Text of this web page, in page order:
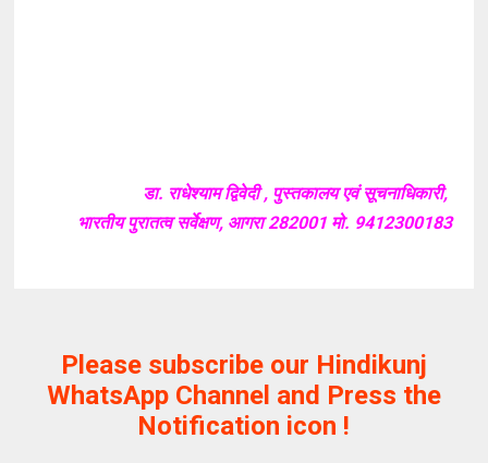
डा. राधेश्याम द्विवेदी , पुस्तकालय एवं सूचनाधिकारी,
भारतीय पुरातत्व सर्वेक्षण, आगरा 282001 मो. 9412300183
Please subscribe our Hindikunj
WhatsApp Channel and Press the
Notification icon !